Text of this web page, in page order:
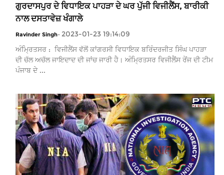
ਗੁਰਦਾਸਪੁਰ ਦੇ ਵਿਧਾਇਕ ਪਾਹੜਾ ਦੇ ਘਰ ਪੁੱਜੀ ਵਿਜੀਲੈਂਸ, ਬਾਰੀਕੀ
ਨਾਲ ਦਸਤਾਵੇਜ਼ ਖੰਗਾਲੇ
Ravinder Singh- 2023-01-23 19:14:09
ਅੰਮ੍ਰਿਤਸਰ : ਵਿਜੀਲੈਂਸ ਵੱਲੋਂ ਕਾਂਗਰਸੀ ਵਿਧਾਇਕ ਬਰਿੰਦਰਜੀਤ ਸਿੰਘ ਪਾਹੜਾ
ਦੀ ਚੱਲ ਅਚੱਲ ਜਾਇਦਾਦ ਦੀ ਜਾਂਚ ਜਾਰੀ ਹੈ। ਅੰਮ੍ਰਿਤਸਰ ਵਿਜੀਲੈਂਸ ਰੇਂਜ ਦੀ ਟੀਮ
ਪੰਜਾਬ ਦੇ ...